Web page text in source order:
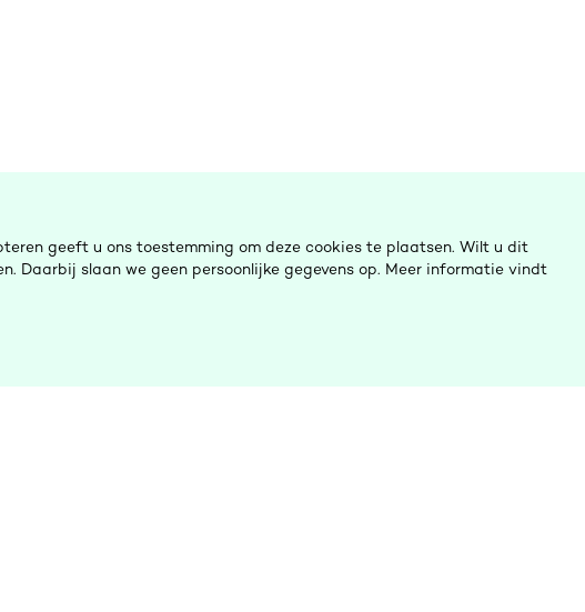
geeft u ons toestemming om deze cookies te plaatsen. Wilt u dit
Daarbij slaan we geen persoonlijke gegevens op. Meer informatie vindt